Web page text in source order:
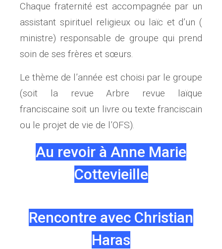
Chaque fraternité est accompagnée par un
assistant spirituel religieux ou laïc et d’un (
ministre) responsable de groupe qui prend
soin de ses frères et sœurs.
Le thème de l’année est choisi par le groupe
(soit la revue Arbre revue laïque
franciscaine soit un livre ou texte franciscain
ou le projet de vie de l’OFS).
Au revoir à Anne Marie
Cottevieille
Rencontre avec Christian
Haras